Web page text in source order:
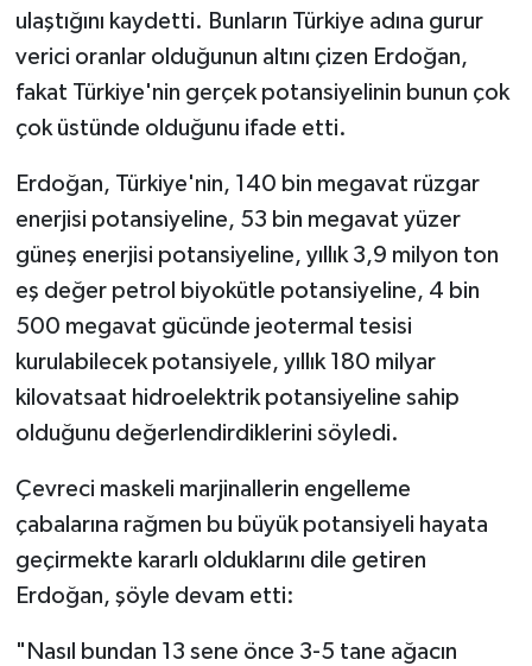
ulaştığını kaydetti. Bunların Türkiye adına gurur
verici oranlar olduğunun altını çizen Erdoğan,
fakat Türkiye'nin gerçek potansiyelinin bunun çok
çok üstünde olduğunu ifade etti.
Erdoğan, Türkiye'nin, 140 bin megavat rüzgar
enerjisi potansiyeline, 53 bin megavat yüzer
güneş enerjisi potansiyeline, yıllık 3,9 milyon ton
eş değer petrol biyokütle potansiyeline, 4 bin
500 megavat gücünde jeotermal tesisi
kurulabilecek potansiyele, yıllık 180 milyar
kilovatsaat hidroelektrik potansiyeline sahip
olduğunu değerlendirdiklerini söyledi.
Çevreci maskeli marjinallerin engelleme
çabalarına rağmen bu büyük potansiyeli hayata
geçirmekte kararlı olduklarını dile getiren
Erdoğan, şöyle devam etti:
"Nasıl bundan 13 sene önce 3-5 tane ağacın